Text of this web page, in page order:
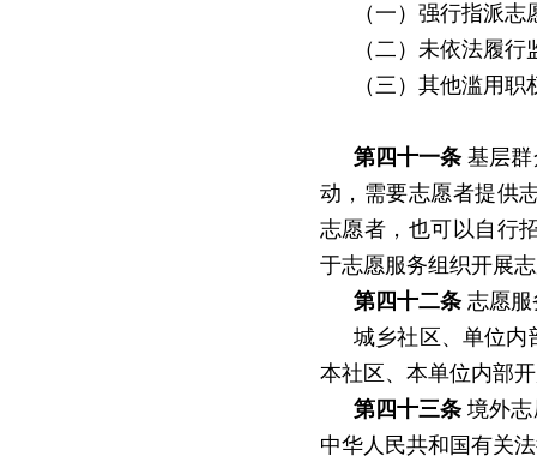
（一）强行指派
（二）未依法履
（三）其他滥用
第四十一条 基层
动，需要志愿者提供
志愿者，也可以自行
于志愿服务组织开展
第四十二条 志愿
城乡社区、单位内
本社区、本单位内部
第四十三条 境外
中华人民共和国有关